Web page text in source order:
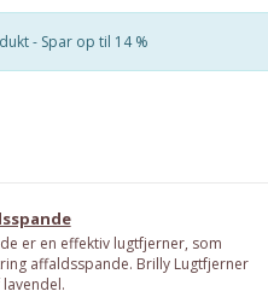
- Spar op til 14 %
er en effektiv lugtfjerner, som
affaldsspande. Brilly Lugtfjerner